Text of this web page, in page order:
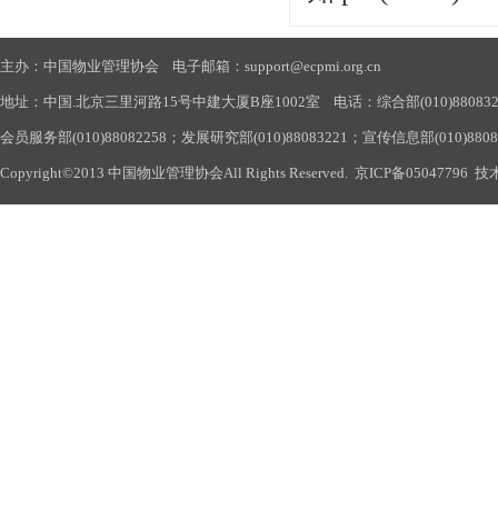
主办：中国物业管理协会 电子邮箱：support@ecpmi.org.cn
地址：中国.北京三里河路15号中建大厦B座1002室 电话：综合部
会员服务部(010)88082258；发展研究部(010)88083221；宣传信息部
Copyright©2013 中国物业管理协会All Rights Reserved. 京ICP备05047796 技